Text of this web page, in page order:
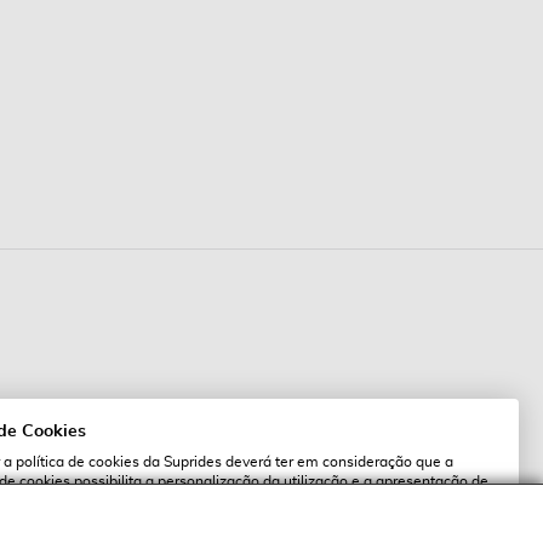
Cookies
política de cookies da Suprides deverá ter em consideração que a
cookies possibilita a personalização da utilização e a apresentação de